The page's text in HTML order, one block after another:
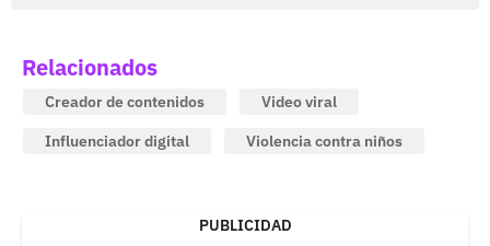
Relacionados
Creador de contenidos
Video viral
Influenciador digital
Violencia contra niños
PUBLICIDAD